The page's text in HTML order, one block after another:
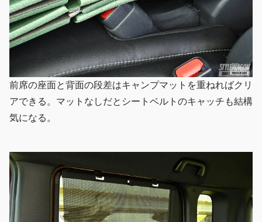
前席の座面と背面の段差はキャンプマットを重ねればクリ
アできる。マットなしだとシートベルトのキャッチも結構
気になる。